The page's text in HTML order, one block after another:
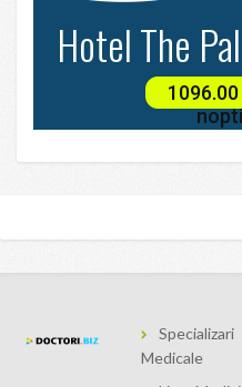
Specializari
Medicale